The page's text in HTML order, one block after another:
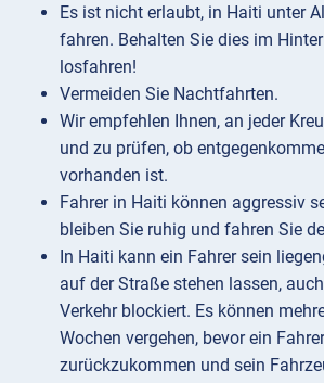
Es ist nicht erlaubt, in Haiti unter
fahren. Behalten Sie dies im
losfahren!
Vermeiden Sie Nachtfahrten.
Wir empfehlen Ihnen, an jeder
und zu prüfen, ob
vorhanden ist.
Fahrer in Haiti können aggressiv
bleiben Sie ruhig und fahren Sie
In Haiti kann ein Fahrer sein
auf der Straße stehen lassen,
Verkehr blockiert. Es können
Wochen vergehen, bevor ein
zurückzukommen und sein